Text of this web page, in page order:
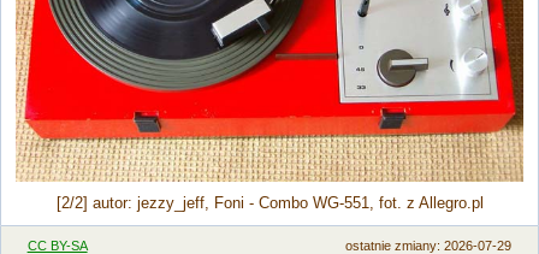
[2/2] autor: jezzy_jeff, Foni - Combo WG-551, fot. z Allegro.pl
CC BY-SA ostatnie zmiany: 2026-07-29